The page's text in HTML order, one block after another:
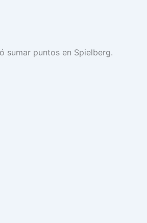
sumar puntos en Spielberg.